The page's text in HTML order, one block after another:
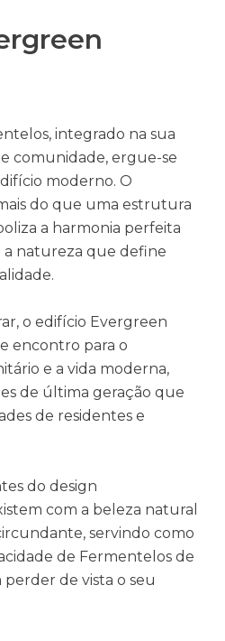
integrado na sua
comunidade, ergue-se
moderno. O
do que uma estrutura
a harmonia perfeita
natureza que define
o edifício Evergreen
encontro para o
e a vida moderna,
de última geração que
de residentes e
do design
com a beleza natural
servindo como
de Fermentelos de
de vista o seu